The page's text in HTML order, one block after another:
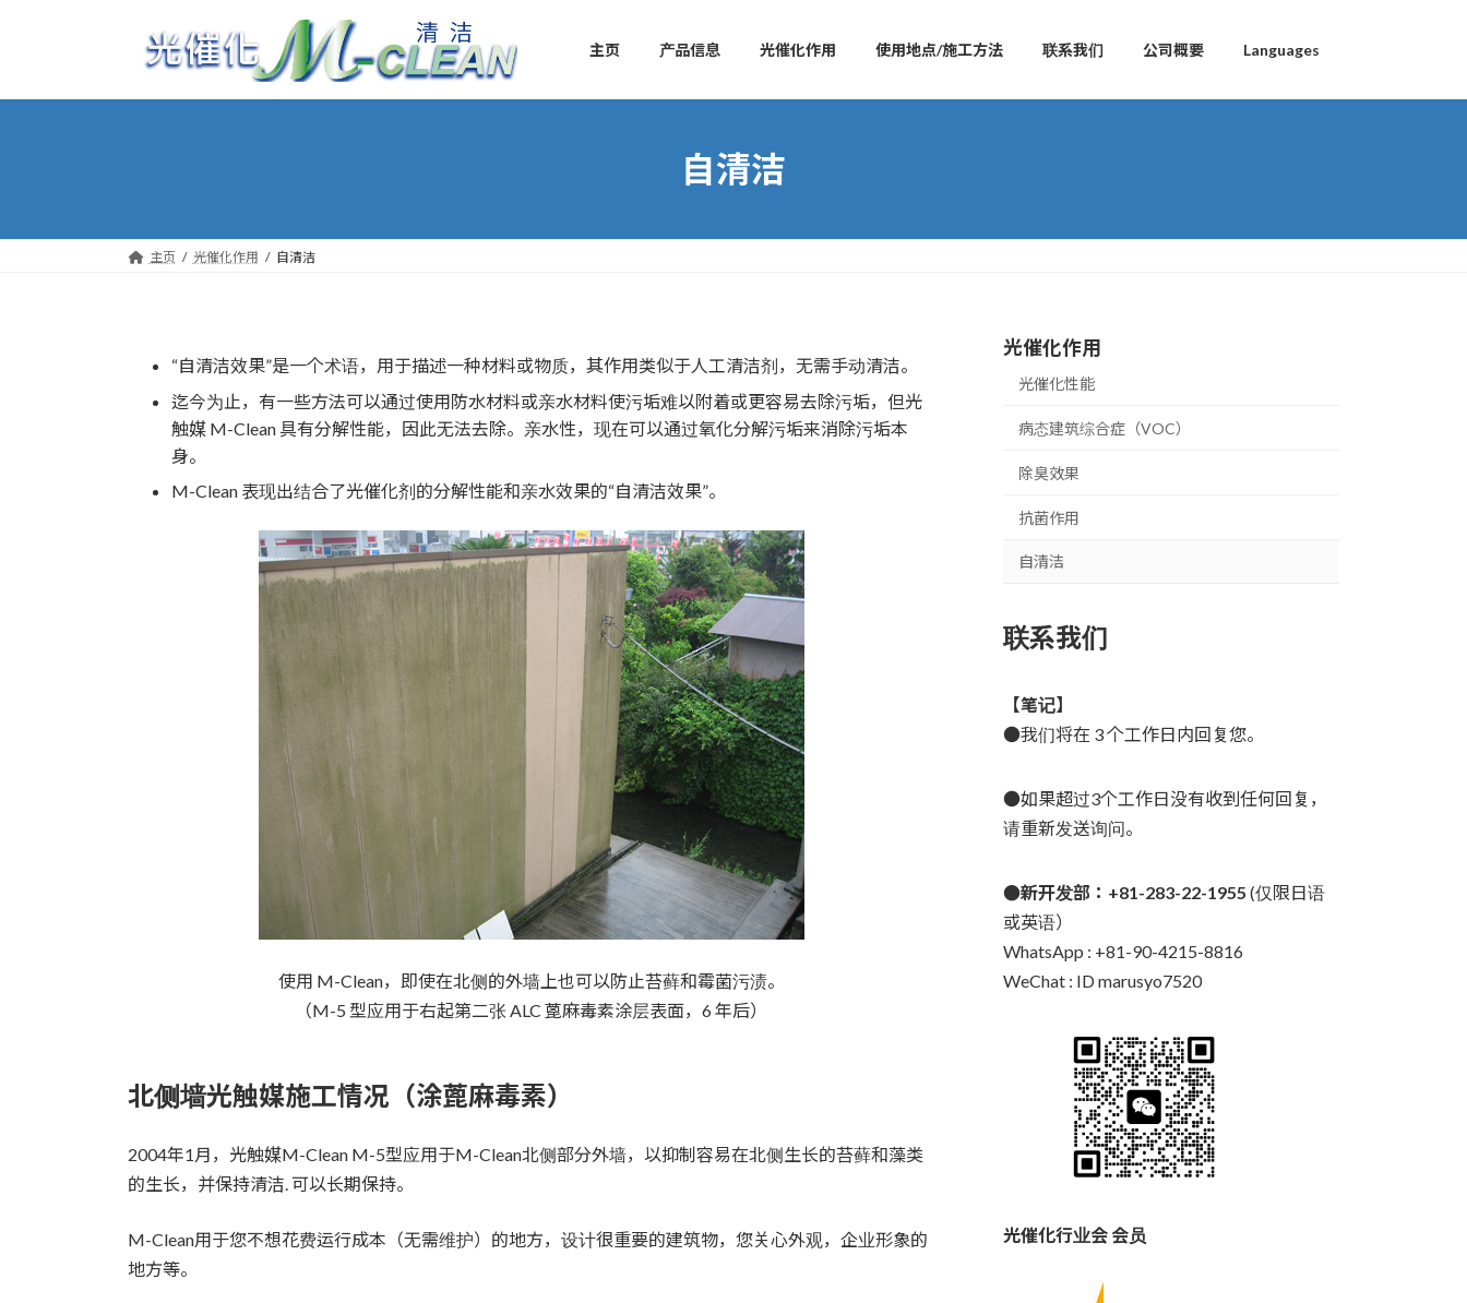
主页 产品信息 光催化作用 使用地点/施工方法 联系我们 公司概要 Languages
自清洁
主页 光催化作用 自清洁
“自清洁效果”是一个术语，用于描述一种材料或物质，其作用类似于人工清洁剂，无需手动清洁。
迄今为止，有一些方法可以通过使用防水材料或亲水材料使污垢难以附着或更容易去除污垢，但光
触媒 M-Clean 具有分解性能，因此无法去除。亲水性，现在可以通过氧化分解污垢来消除污垢本
身。
M-Clean 表现出结合了光催化剂的分解性能和亲水效果的“自清洁效果”。
使用 M-Clean，即使在北侧的外墙上也可以防止苔藓和霉菌污渍。
（M-5 型应用于右起第二张 ALC 蓖麻毒素涂层表面，6 年后）
北侧墙光触媒施工情况（涂蓖麻毒素）
2004年1月，光触媒M-Clean M-5型应用于M-Clean北侧部分外墙，以抑制容易在北侧生长的苔藓和藻类
的生长，并保持清洁. 可以长期保持。
M-Clean用于您不想花费运行成本（无需维护）的地方，设计很重要的建筑物，您关心外观，企业形象的
地方等。
光催化作用
光催化性能
病态建筑综合症（VOC）
除臭效果
抗菌作用
自清洁
联系我们
【笔记】
●我们将在 3 个工作日内回复您。
●如果超过3个工作日没有收到任何回复，
请重新发送询问。
●新开发部：+81-283-22-1955 (仅限日语
或英语）
WhatsApp : +81-90-4215-8816
WeChat : ID marusyo7520
光催化行业会 会员